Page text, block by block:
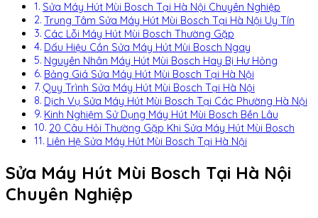
Sửa Máy Hút Mùi Bosch Tại Hà Nội Chuyên Nghiệp
Trung Tâm Sửa Máy Hút Mùi Bosch Tại Hà Nội Uy Tín
Các Lỗi Máy Hút Mùi Bosch Thường Gặp
Dấu Hiệu Cần Sửa Máy Hút Mùi Bosch Ngay
Nguyên Nhân Máy Hút Mùi Bosch Hay Bị Hư Hỏng
Bảng Giá Sửa Máy Hút Mùi Bosch Tại Hà Nội
Quy Trình Sửa Máy Hút Mùi Bosch Tại Hà Nội
Dịch Vụ Sửa Máy Hút Mùi Bosch Tại Các Phường Hà Nội
Kinh Nghiệm Sử Dụng Máy Hút Mùi Bosch Bền Lâu
20 Câu Hỏi Thường Gặp Khi Sửa Máy Hút Mùi Bosch
Liên Hệ Sửa Máy Hút Mùi Bosch Tại Hà Nội
Sửa Máy Hút Mùi Bosch Tại Hà Nội
Chuyên Nghiệp